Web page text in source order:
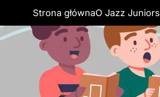
Strona głównaO Jazz Juniors